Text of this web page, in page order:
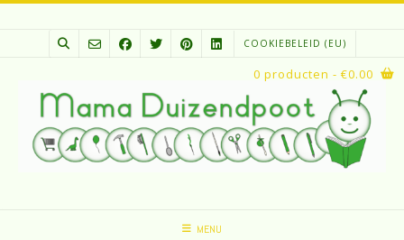
Spring
COOKIEBELEID (EU)
MENU
0 producten - €0.00